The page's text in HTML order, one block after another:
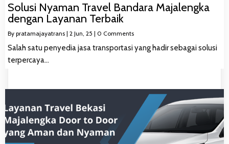
Solusi Nyaman Travel Bandara Majalengka
dengan Layanan Terbaik
By pratamajayatrans | 2 Jun, 25 | 0 Comments
Salah satu penyedia jasa transportasi yang hadir sebagai solusi
terpercaya…